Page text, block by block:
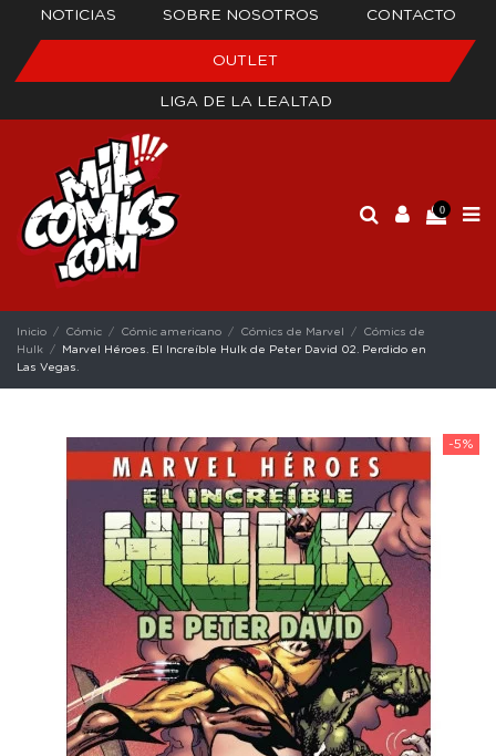
NOTICIAS SOBRE NOSOTROS CONTACTO
OUTLET
LIGA DE LA LEALTAD
0
Inicio Cómic Cómic americano Cómics de Marvel
Cómics de
Hulk
Marvel Héroes. El Increíble Hulk de Peter David 02. Perdido en
Las Vegas.
-5%